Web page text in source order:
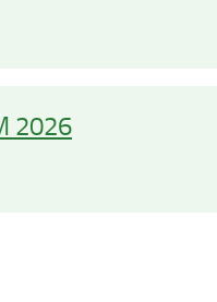
- 158.69Kilobyte
2026
- 200.7Kilobyte